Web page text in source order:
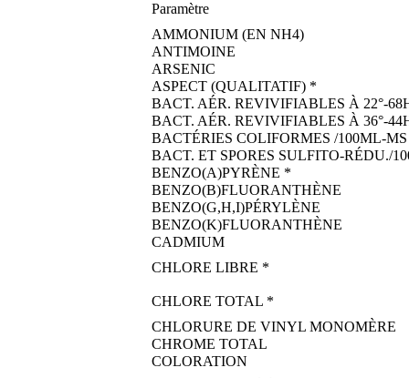
Paramètre
AMMONIUM (EN NH4)
ANTIMOINE
ARSENIC
ASPECT (QUALITATIF) *
BACT. AÉR. REVIVIFIABLES À 22°-
BACT. AÉR. REVIVIFIABLES À 36°-
BACTÉRIES COLIFORMES /100ML-MS
BACT. ET SPORES SULFITO-RÉDU./
BENZO(A)PYRÈNE *
BENZO(B)FLUORANTHÈNE
BENZO(G,H,I)PÉRYLÈNE
BENZO(K)FLUORANTHÈNE
CADMIUM
CHLORE LIBRE *
CHLORE TOTAL *
CHLORURE DE VINYL MONOMÈRE
CHROME TOTAL
COLORATION